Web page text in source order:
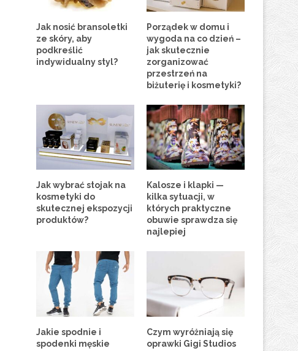
Jak nosić bransoletki
ze skóry, aby
podkreślić
indywidualny styl?
Porządek w domu i
wygoda na co dzień –
jak skutecznie
zorganizować
przestrzeń na
biżuterię i kosmetyki?
Jak wybrać stojak na
kosmetyki do
skutecznej ekspozycji
produktów?
Kalosze i klapki —
kilka sytuacji, w
których praktyczne
obuwie sprawdza się
najlepiej
Jakie spodnie i
spodenki męskie
Czym wyróżniają się
oprawki Gigi Studios